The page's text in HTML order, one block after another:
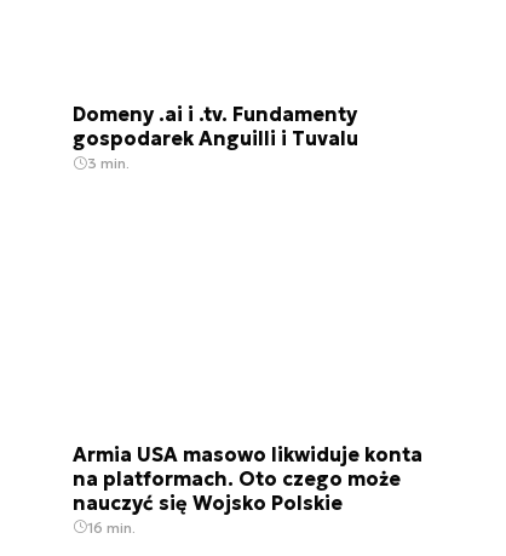
Domeny .ai i .tv. Fundamenty
gospodarek Anguilli i Tuvalu
3 min.
Armia USA masowo likwiduje konta
na platformach. Oto czego może
nauczyć się Wojsko Polskie
16 min.